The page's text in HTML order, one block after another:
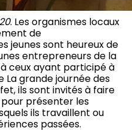
. Les organismes locaux
de
jeunes sont heureux de
entrepreneurs de la
ceux ayant participé à
La grande journée des
ils sont invités à faire
présenter les
ils travaillent ou
passées.